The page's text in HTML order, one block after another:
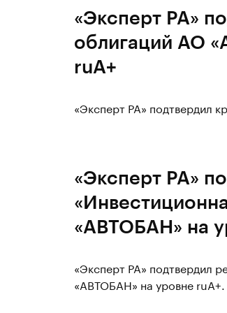
«Эксперт РА»
облигаций АО
ruА+
«Эксперт РА» подтвердил
«Эксперт РА»
«АВТОБАН» на
«Эксперт РА» подтвердил
«АВТОБАН» на уровне